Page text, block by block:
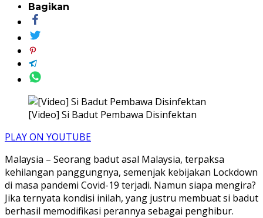
Bagikan
[Video] Si Badut Pembawa Disinfektan
PLAY ON YOUTUBE
Malaysia – Seorang badut asal Malaysia, terpaksa
kehilangan panggungnya, semenjak kebijakan Lockdown
di masa pandemi Covid-19 terjadi. Namun siapa mengira?
Jika ternyata kondisi inilah, yang justru membuat si badut
berhasil memodifikasi perannya sebagai penghibur.